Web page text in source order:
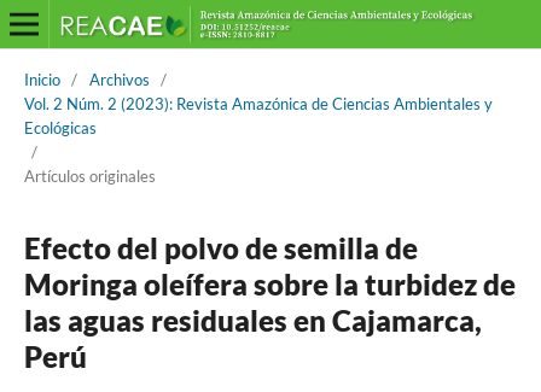
Inicio / Archivos
/
Vol. 2 Núm. 2 (2023): Revista Amazónica de Ciencias Ambientales y
Ecológicas
/
Artículos originales
Efecto del polvo de semilla de
Moringa oleífera sobre la turbidez de
las aguas residuales en Cajamarca,
Perú